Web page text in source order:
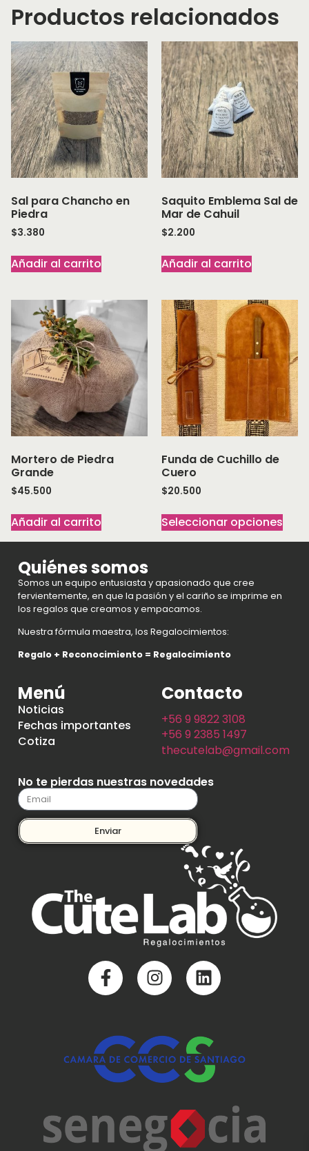
Productos relacionados
Sal para Chancho en
Piedra
$3.380
Añadir al carrito
Saquito Emblema Sal de
Mar de Cahuil
$2.200
Añadir al carrito
Mortero de Piedra
Grande
$45.500
Añadir al carrito
Funda de Cuchillo de
Cuero
$20.500
Seleccionar opciones
Quiénes somos
Somos un equipo entusiasta y apasionado que cree
fervientemente, en que la pasión y el cariño se imprime en
los regalos que creamos y empacamos.
Nuestra fórmula maestra, los Regalocimientos:
Regalo + Reconocimiento = Regalocimiento
Menú
Noticias
Fechas importantes
Cotiza
Contacto
+56 9 9822 3108
+56 9 2385 1497
thecutelab@gmail.com
No te pierdas nuestras novedades
Enviar